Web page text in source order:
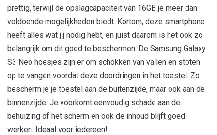
prettig, terwijl de opslagcapaciteit van 16GB je meer dan
voldoende mogelijkheden biedt. Kortom, deze smartphone
heeft alles wat jij nodig hebt, en juist daarom is het ook zo
belangrijk om dit goed te beschermen. De Samsung Galaxy
S3 Neo hoesjes zijn er om schokken van vallen en stoten
op te vangen voordat deze doordringen in het toestel. Zo
bescherm je je toestel aan de buitenzijde, maar ook aan de
binnenzijde. Je voorkomt eenvoudig schade aan de
behuizing of het scherm en ook de inhoud blijft goed
werken. Ideaal voor iedereen!